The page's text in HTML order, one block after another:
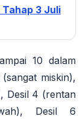
Tahap 3 Juli
10 dalam
miskin),
Desil 4 (rentan
Desil 6